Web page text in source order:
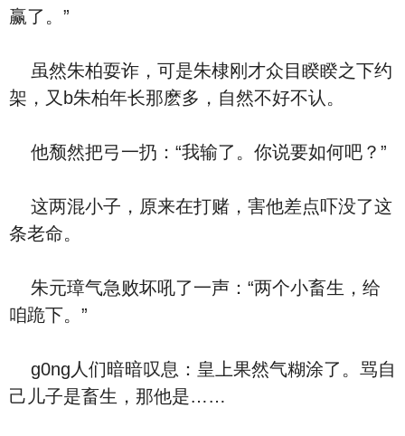
赢了。”
虽然朱柏耍诈，可是朱棣刚才众目睽睽之下约
架，又b朱柏年长那麽多，自然不好不认。
他颓然把弓一扔：“我输了。你说要如何吧？”
这两混小子，原来在打赌，害他差点吓没了这
条老命。
朱元璋气急败坏吼了一声：“两个小畜生，给
咱跪下。”
g0ng人们暗暗叹息：皇上果然气糊涂了。骂自
己儿子是畜生，那他是……